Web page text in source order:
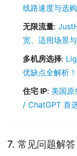
线路速度与选
无限流量:
宽、适用场景
多机房选择:
优缺点全解析！
住宅 IP: 美国
/ ChatGPT 首
7. 常见问题解